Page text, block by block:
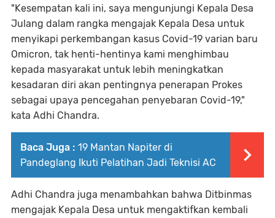
"Kesempatan kali ini, saya mengunjungi Kepala Desa
Julang dalam rangka mengajak Kepala Desa untuk
menyikapi perkembangan kasus Covid-19 varian baru
Omicron, tak henti-hentinya kami menghimbau
kepada masyarakat untuk lebih meningkatkan
kesadaran diri akan pentingnya penerapan Prokes
sebagai upaya pencegahan penyebaran Covid-19,"
kata Adhi Chandra.
Baca Juga : 19 Mantan Napiter di
Pandeglang Ikuti Pelatihan Jadi Teknisi AC
Adhi Chandra juga menambahkan bahwa Ditbinmas
mengajak Kepala Desa untuk mengaktifkan kembali